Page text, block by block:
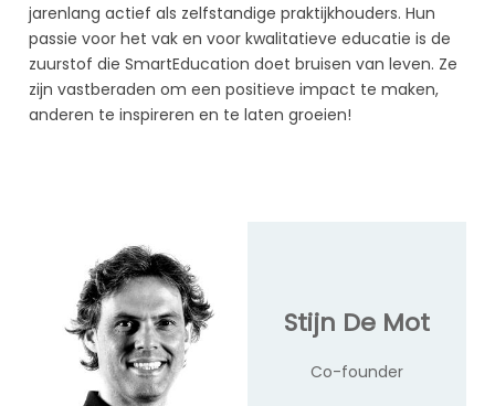
jarenlang actief als zelfstandige praktijkhouders. Hun
passie voor het vak en voor kwalitatieve educatie is de
zuurstof die SmartEducation doet bruisen van leven. Ze
zijn vastberaden om een positieve impact te maken,
anderen te inspireren en te laten groeien!
Stijn De Mot
Co-founder